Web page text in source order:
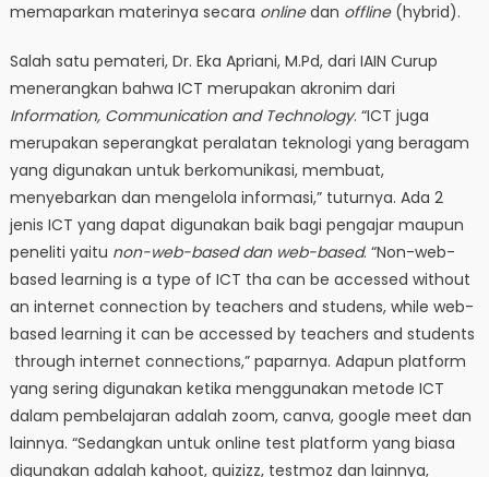
memaparkan materinya secara onlinedan offline(hybrid).
Salah satu pemateri, Dr. Eka Apriani, M.Pd, dari IAIN Curup
menerangkan bahwa ICT merupakan akronim dari
Information, Communication and Technology. “ICT juga
merupakan seperangkat peralatan teknologi yang beragam
yang digunakan untuk berkomunikasi, membuat,
menyebarkan dan mengelola informasi,” tuturnya. Ada 2
jenis ICT yang dapat digunakan baik bagi pengajar maupun
peneliti yaitu non-web-based dan web-based. “Non-web-
based learning is a type of ICT tha can be accessed without
an internet connection by teachers and studens, while web-
based learning it can be accessed by teachers and students
through internet connections,” paparnya. Adapun platform
yang sering digunakan ketika menggunakan metode ICT
dalam pembelajaran adalah zoom, canva, google meet dan
lainnya. “Sedangkan untuk online test platform yang biasa
digunakan adalah kahoot, quizizz, testmoz dan lainnya,